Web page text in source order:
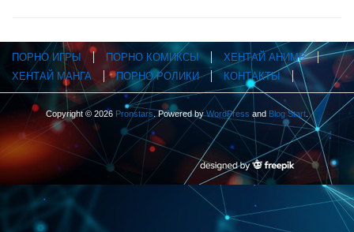
ПОРНО ИГРЫ ПОРНО КОМИКСЫ
ХЕНТАЙ АНИМЕ
ХЕНТАЙ МАНГА
ПОРНО РОЛИКИ КОНТАКТЫ
Copyright © 2026 Pronstars. Powered byWordPress and Blog Start.